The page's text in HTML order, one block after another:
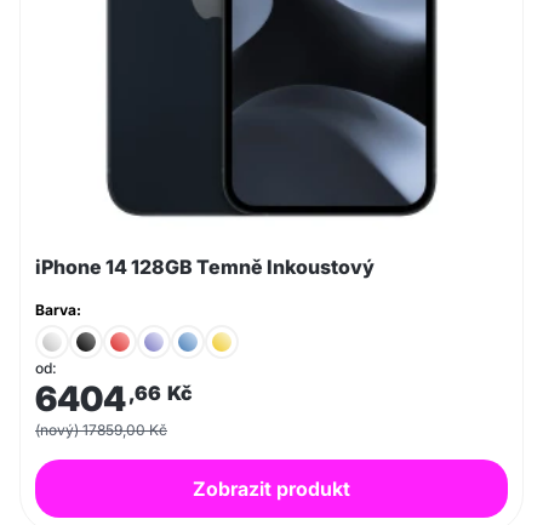
iPhone 14 128GB Temně Inkoustový
Barva:
od:
6404,66 Kč
(nový) 17859,00 Kč
Zobrazit produkt